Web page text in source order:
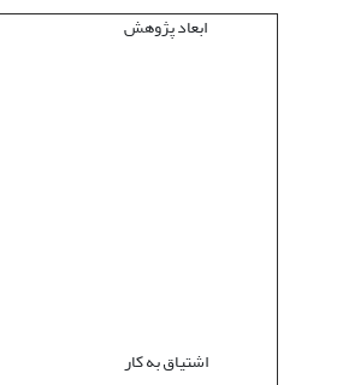
ابعاد پژوهش
اشتیاق به کار